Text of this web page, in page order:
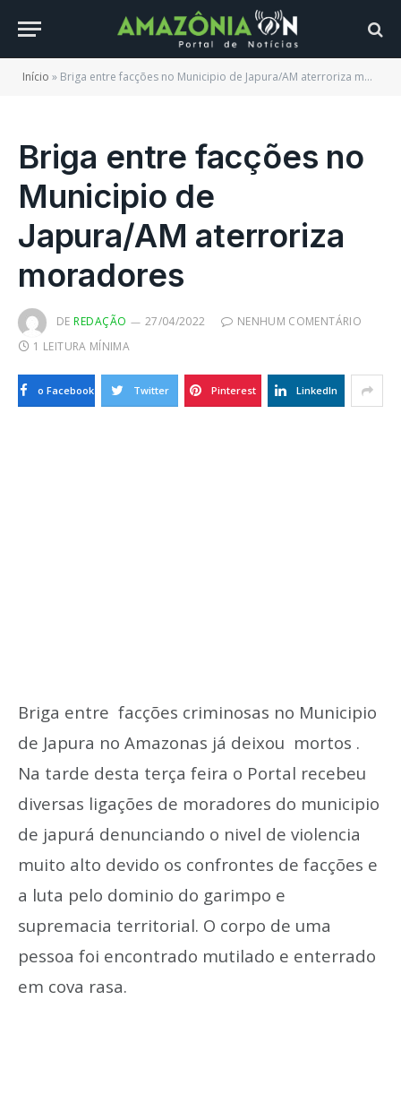
Início » Briga entre facções no Municipio de Japura/AM aterroriza moradores
Briga entre facções no
Municipio de
Japura/AM aterroriza
moradores
DE REDAÇÃO 27/04/2022
NENHUM COMENTÁRIO
1 LEITURA MÍNIMA
o Facebook Twitter Pinterest LinkedIn
Briga entre facções criminosas no Municipio
de Japura no Amazonas já deixou mortos .
Na tarde desta terça feira o Portal recebeu
diversas ligações de moradores do municipio
de japurá denunciando o nivel de violencia
muito alto devido os confrontes de facções e
a luta pelo dominio do garimpo e
supremacia territorial. O corpo de uma
pessoa foi encontrado mutilado e enterrado
em cova rasa.